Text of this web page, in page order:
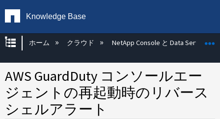
Knowledge Base
グローバル階層を展開/折りたたむ
ホーム クラウド NetApp Console と Data Services
AWS GuardDuty コンソールエー
ジェントの再起動時のリバース
シェルアラート